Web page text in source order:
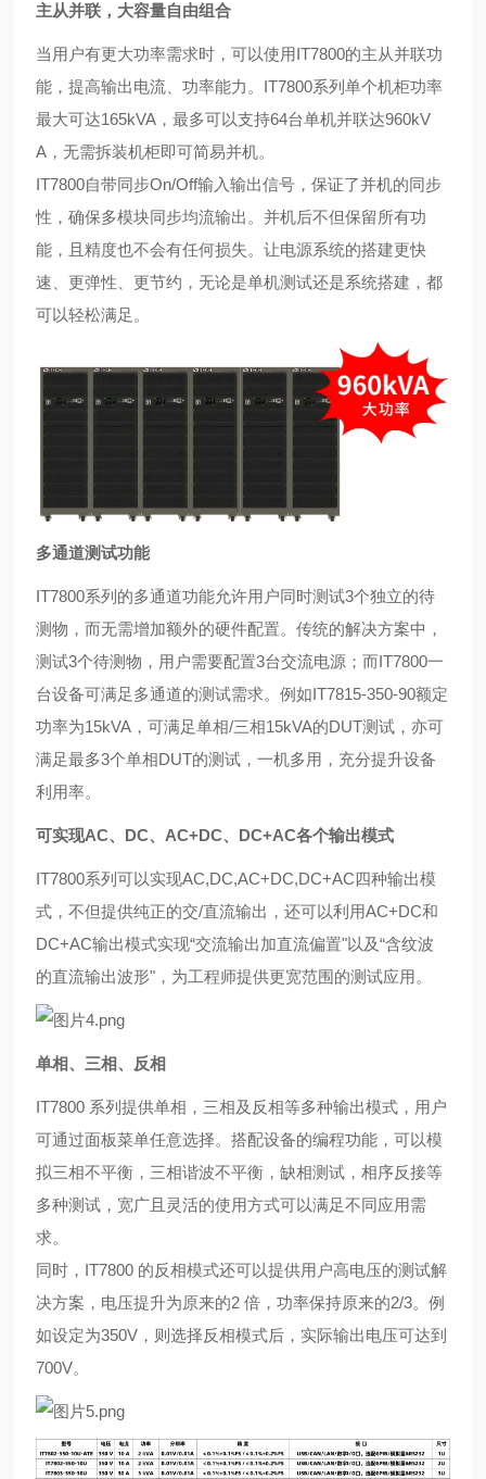
主从并联，大容量自由组合
当用户有更大功率需求时，可以使用IT7800的主从并联功
能，提高输出电流、功率能力。IT7800系列单个机柜功率
最大可达165kVA，最多可以支持64台单机并联达960kV
A，无需拆装机柜即可简易并机。
IT7800自带同步On/Off输入输出信号，保证了并机的同步
性，确保多模块同步均流输出。并机后不但保留所有功
能，且精度也不会有任何损失。让电源系统的搭建更快
速、更弹性、更节约，无论是单机测试还是系统搭建，都
可以轻松满足。
多通道测试功能
IT7800系列的多通道功能允许用户同时测试3个独立的待
测物，而无需增加额外的硬件配置。传统的解决方案中，
测试3个待测物，用户需要配置3台交流电源；而IT7800一
台设备可满足多通道的测试需求。例如IT7815-350-90额定
功率为15kVA，可满足单相/三相15kVA的DUT测试，亦可
满足最多3个单相DUT的测试，一机多用，充分提升设备
利用率。
可实现AC、DC、AC+DC、DC+AC各个输出模式
IT7800系列可以实现AC,DC,AC+DC,DC+AC四种输出模
式，不但提供纯正的交/直流输出，还可以利用AC+DC和
DC+AC输出模式实现“交流输出加直流偏置"以及“含纹波
的直流输出波形"，为工程师提供更宽范围的测试应用。
单相、三相、反相
IT7800 系列提供单相，三相及反相等多种输出模式，用户
可通过面板菜单任意选择。搭配设备的编程功能，可以模
拟三相不平衡，三相谐波不平衡，缺相测试，相序反接等
多种测试，宽广且灵活的使用方式可以满足不同应用需
求。
同时，IT7800 的反相模式还可以提供用户高电压的测试解
决方案，电压提升为原来的2 倍，功率保持原来的2/3。例
如设定为350V，则选择反相模式后，实际输出电压可达到
700V。